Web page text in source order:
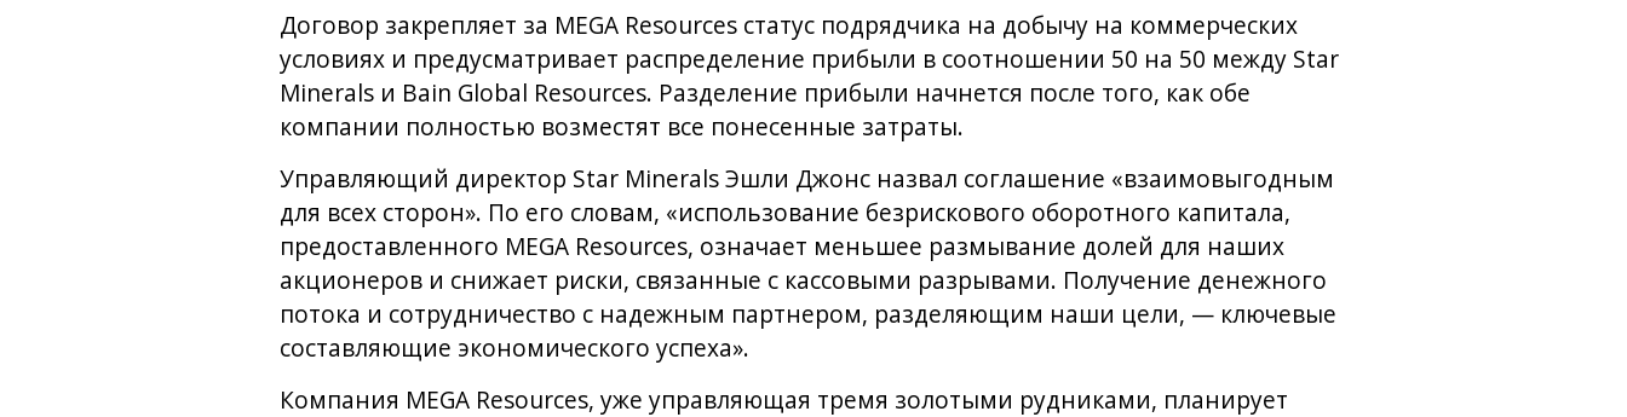
Договор закрепляет за MEGA Resources статус подрядчика на добычу на коммерческих
условиях и предусматривает распределение прибыли в соотношении 50 на 50 между Star
Minerals и Bain Global Resources. Разделение прибыли начнется после того, как обе
компании полностью возместят все понесенные затраты.
Управляющий директор Star Minerals Эшли Джонс назвал соглашение «взаимовыгодным
для всех сторон». По его словам, «использование безрискового оборотного капитала,
предоставленного MEGA Resources, означает меньшее размывание долей для наших
акционеров и снижает риски, связанные с кассовыми разрывами. Получение денежного
потока и сотрудничество с надежным партнером, разделяющим наши цели, — ключевые
составляющие экономического успеха».
Компания MEGA Resources, уже управляющая тремя золотыми рудниками, планирует